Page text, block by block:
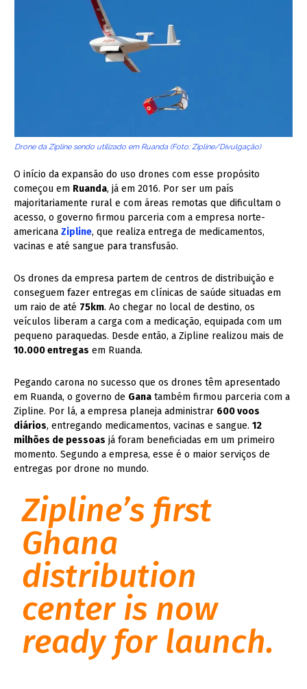
Drone da Zipline sendo utilizado em Ruanda (Foto: Zipline/Divulgação)
O início da expansão do uso drones com esse propósito
começou em Ruanda, já em 2016. Por ser um país
majoritariamente rural e com áreas remotas que dificultam o
acesso, o governo firmou parceria com a empresa norte-
americana Zipline, que realiza entrega de medicamentos,
vacinas e até sangue para transfusão.
Os drones da empresa partem de centros de distribuição e
conseguem fazer entregas em clínicas de saúde situadas em
um raio de até 75km. Ao chegar no local de destino, os
veículos liberam a carga com a medicação, equipada com um
pequeno paraquedas. Desde então, a Zipline realizou mais de
10.000 entregas em Ruanda.
Pegando carona no sucesso que os drones têm apresentado
em Ruanda, o governo de Gana também firmou parceria com a
Zipline. Por lá, a empresa planeja administrar 600 voos
diários, entregando medicamentos, vacinas e sangue. 12
milhões de pessoas já foram beneficiadas em um primeiro
momento. Segundo a empresa, esse é o maior serviços de
entregas por drone no mundo.
Zipline’s first
Ghana
distribution
center is now
ready for launch.